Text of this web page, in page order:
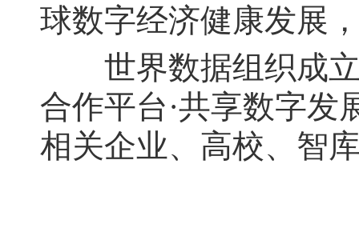
球数字经济健康发展
世界数据组织成立
合作平台·共享数字发
相关企业、高校、智